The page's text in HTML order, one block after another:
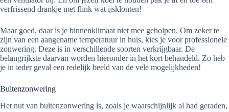
verfrissend drankje met flink wat ijsklonten!
Maar goed, daar is je binnenklimaat niet mee geholpen. Om zeker te
zijn van een aangename temperatuur in huis, kies je voor professionele
zonwering. Deze is in verschillende soorten verkrijgbaar. De
belangrijkste daarvan worden hieronder in het kort behandeld. Zo heb
je in ieder geval een redelijk beeld van de vele mogelijkheden!
Buitenzonwering
Het nut van buitenzonwering is, zoals je waarschijnlijk al had geraden,